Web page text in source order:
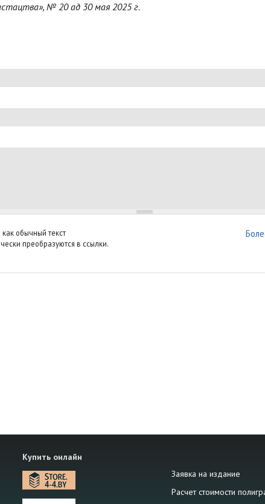
№ 20 ад 30 мая 2025 г.
обычный текст
преобразуются в ссылки.
Купить онлайн
Заявка на издание
Расчет стоимости